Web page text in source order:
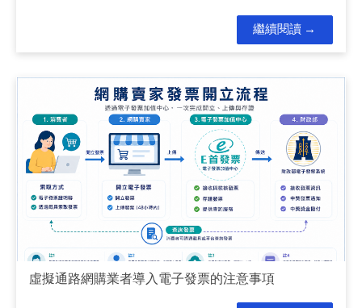
繼續閱讀
虛擬通路網購業者導入電子發票的注意事項